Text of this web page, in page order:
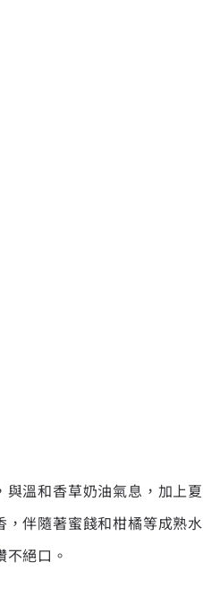
溫和香草奶油氣息，加上
伴隨著蜜餞和柑橘等成熟
絕口。